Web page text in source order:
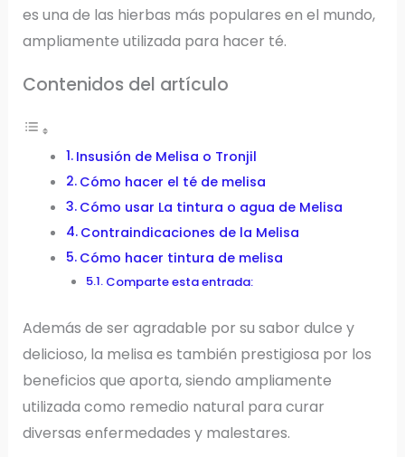
es una de las hierbas más populares en el mundo,
ampliamente utilizada para hacer té.
Contenidos del artículo
Insusión de Melisa o Tronjil
Cómo hacer el té de melisa
Cómo usar La tintura o agua de Melisa
Contraindicaciones de la Melisa
Cómo hacer tintura de melisa
Comparte esta entrada:
Además de ser agradable por su sabor dulce y
delicioso, la melisa es también prestigiosa por los
beneficios que aporta, siendo ampliamente
utilizada como remedio natural para curar
diversas enfermedades y malestares.